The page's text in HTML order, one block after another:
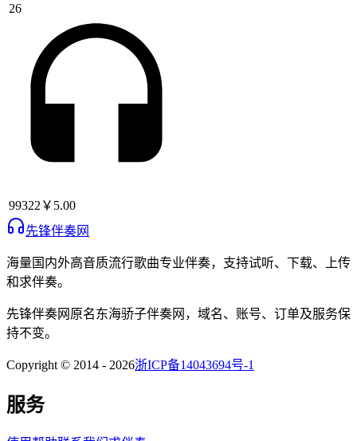
26
99322 ￥5.00
先锋伴奏网
海量国内外高音质流行歌曲专业伴奏，支持试听、下载、上传
和求伴奏。
先锋伴奏网 原名东海骄子伴奏网 ，域名、账号、订单及服务保
持不变。
Copyright © 2014 - 2026浙ICP备14043694号-1
服务